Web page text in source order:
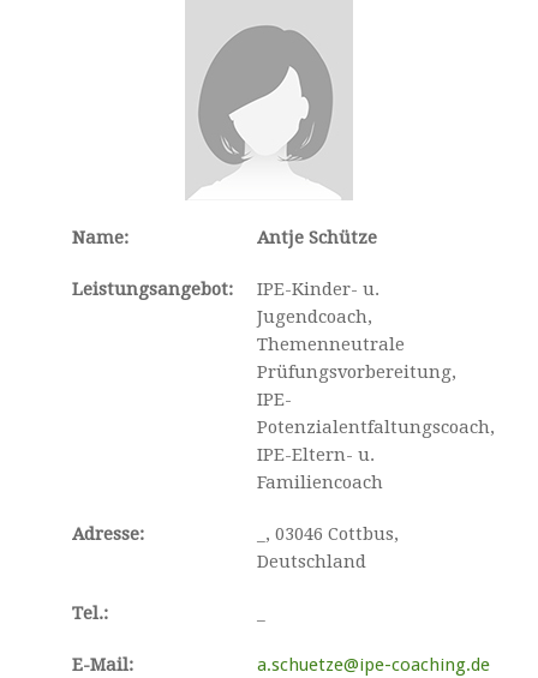
Name: Antje Schütze
Leistungsangebot:
IPE-Kinder- u.
Jugendcoach,
Themenneutrale
Prüfungsvorbereitung,
IPE-
Potenzialentfaltungscoach,
IPE-Eltern- u.
Familiencoach
Adresse:
_, 03046 Cottbus,
Deutschland
Tel.:
E-Mail: a.schuetze@ipe-coaching.de